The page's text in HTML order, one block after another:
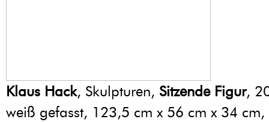
Klaus Hack, Skulpturen, Sitzende Figur,
weiß gefasst, 123,5 cm x 56 cm x 34 cm,